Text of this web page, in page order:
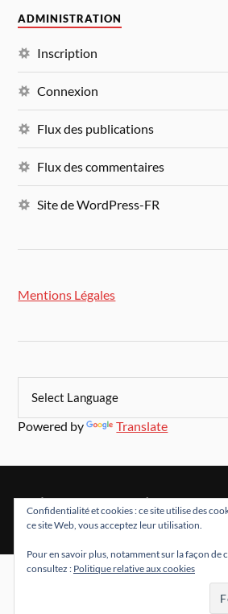
ADMINISTRATION
Inscription
Connexion
Flux des publications
Flux des commentaires
Site de WordPress-FR
Mentions Légales
Powered by Translate
FIÈREMENT PROPULSÉ PAR
Confidentialité et cookies : ce site utilise des
ce site Web, vous acceptez leur utilisation.
Pour en savoir plus, notamment sur la façon de
consultez : Politique relative aux cookies